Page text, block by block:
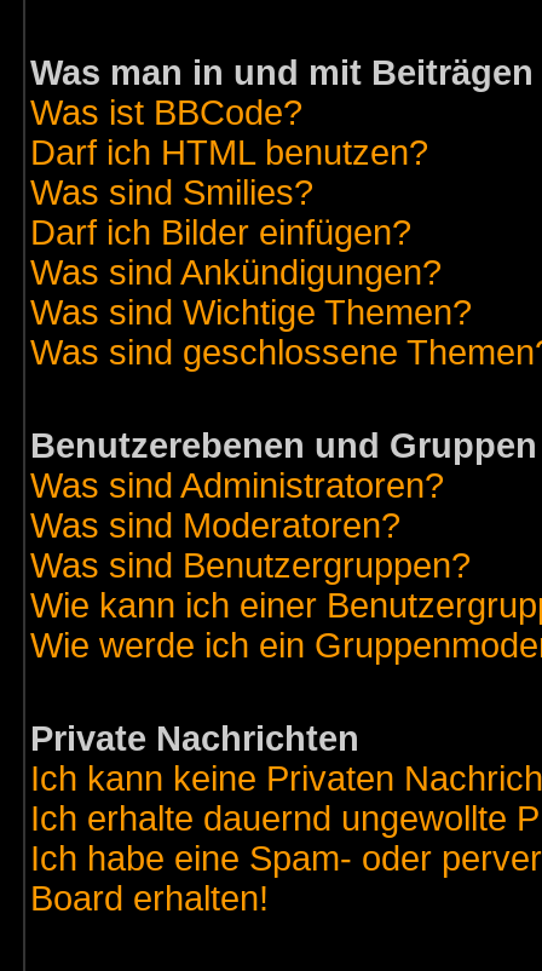
Was man in und mit
Was ist BBCode?
Darf ich HTML benutzen?
Was sind Smilies?
Darf ich Bilder einfügen?
Was sind Ankündigungen?
Was sind Wichtige Themen?
Was sind geschlossene
Benutzerebenen und Gruppen
Was sind Administratoren?
Was sind Moderatoren?
Was sind Benutzergruppen?
Wie kann ich einer
Wie werde ich ein
Private Nachrichten
Ich kann keine Privaten
Ich erhalte dauernd ungewollte
Ich habe eine Spam- oder
Board erhalten!